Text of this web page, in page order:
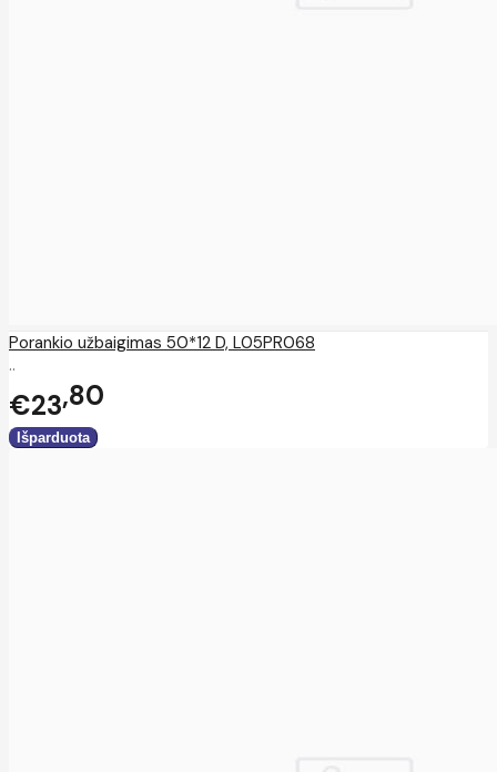
Porankio užbaigimas 50*12 D, L05PR068
..
€23 80